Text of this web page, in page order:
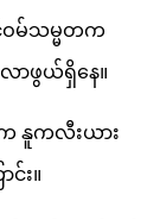
ဝမ်သမ္မတက
လာဖွယ်ရှိနေ။
က နူကလီးယား
း။